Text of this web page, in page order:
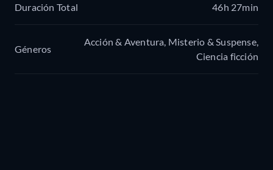
Duración Total 46h 27min
Géneros
Acción & Aventura, Misterio & Suspense,
Ciencia ficción